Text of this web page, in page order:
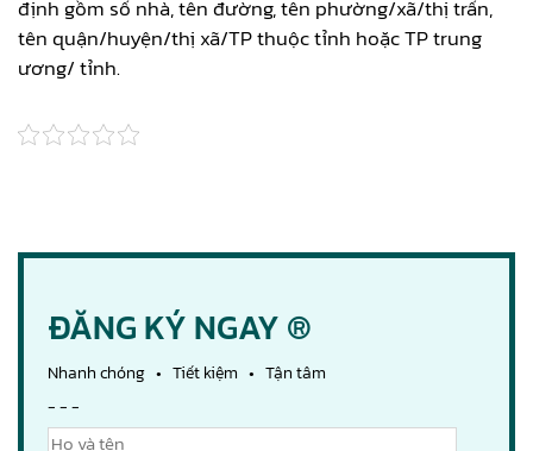
định gồm số nhà, tên đường, tên phường/xã/thị trấn,
tên quận/huyện/thị xã/TP thuộc tỉnh hoặc TP trung
ương/ tỉnh.
ĐĂNG KÝ NGAY ®
Nhanh chóng • Tiết kiệm • Tận tâm
- - -